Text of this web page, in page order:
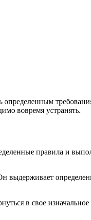
вовремя устранять.
правила и
выдерживает
в свое